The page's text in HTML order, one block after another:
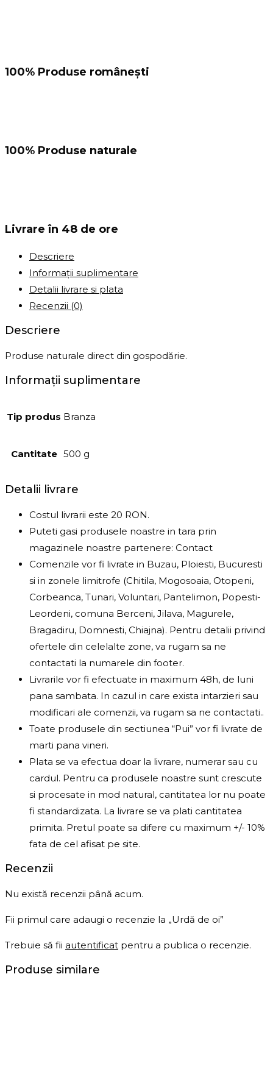
100% Produse românești
100% Produse naturale
Livrare în 48 de ore
Descriere
Informații suplimentare
Detalii livrare si plata
Recenzii (0)
Descriere
Produse naturale direct din gospodărie.
Informații suplimentare
Tip produs Branza
Cantitate 500 g
Detalii livrare
Costul livrarii este 20 RON.
Puteti gasi produsele noastre in tara prin
magazinele noastre partenere: Contact
Comenzile vor fi livrate in Buzau, Ploiesti, Bucuresti
si in zonele limitrofe (Chitila, Mogosoaia, Otopeni,
Corbeanca, Tunari, Voluntari, Pantelimon, Popesti-
Leordeni, comuna Berceni, Jilava, Magurele,
Bragadiru, Domnesti, Chiajna). Pentru detalii privind
ofertele din celelalte zone, va rugam sa ne
contactati la numarele din footer.
Livrarile vor fi efectuate in maximum 48h, de luni
pana sambata. In cazul in care exista intarzieri sau
modificari ale comenzii, va rugam sa ne contactati..
Toate produsele din sectiunea “Pui” vor fi livrate de
marti pana vineri.
Plata se va efectua doar la livrare, numerar sau cu
cardul. Pentru ca produsele noastre sunt crescute
si procesate in mod natural, cantitatea lor nu poate
fi standardizata. La livrare se va plati cantitatea
primita. Pretul poate sa difere cu maximum +/- 10%
fata de cel afisat pe site.
Recenzii
Nu există recenzii până acum.
Fii primul care adaugi o recenzie la „Urdă de oi”
Trebuie să fii autentificat pentru a publica o recenzie.
Produse similare